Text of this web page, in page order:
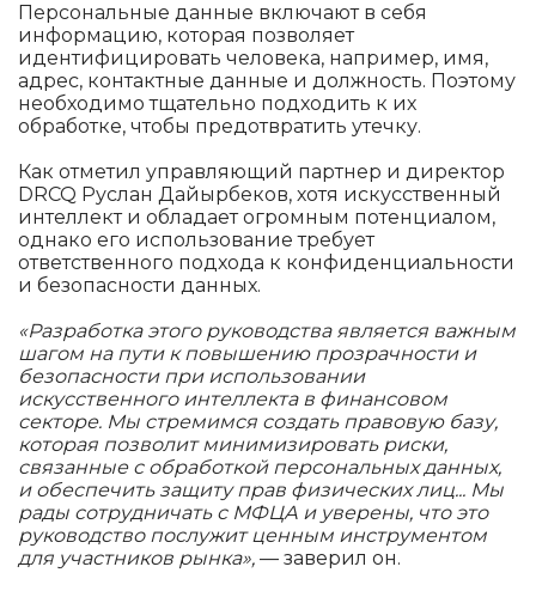
Персональные данные включают в себя
информацию, которая позволяет
идентифицировать человека, например, имя,
адрес, контактные данные и должность. Поэтому
необходимо тщательно подходить к их
обработке, чтобы предотвратить утечку.
Как отметил управляющий партнер и директор
DRCQ Руслан Дайырбеков, хотя искусственный
интеллект и обладает огромным потенциалом,
однако его использование требует
ответственного подхода к конфиденциальности
и безопасности данных.
«Разработка этого руководства является важным
шагом на пути к повышению прозрачности и
безопасности при использовании
искусственного интеллекта в финансовом
секторе. Мы стремимся создать правовую базу,
которая позволит минимизировать риски,
связанные с обработкой персональных данных,
и обеспечить защиту прав физических лиц... Мы
рады сотрудничать с МФЦА и уверены, что это
руководство послужит ценным инструментом
для участников рынка», — заверил он.